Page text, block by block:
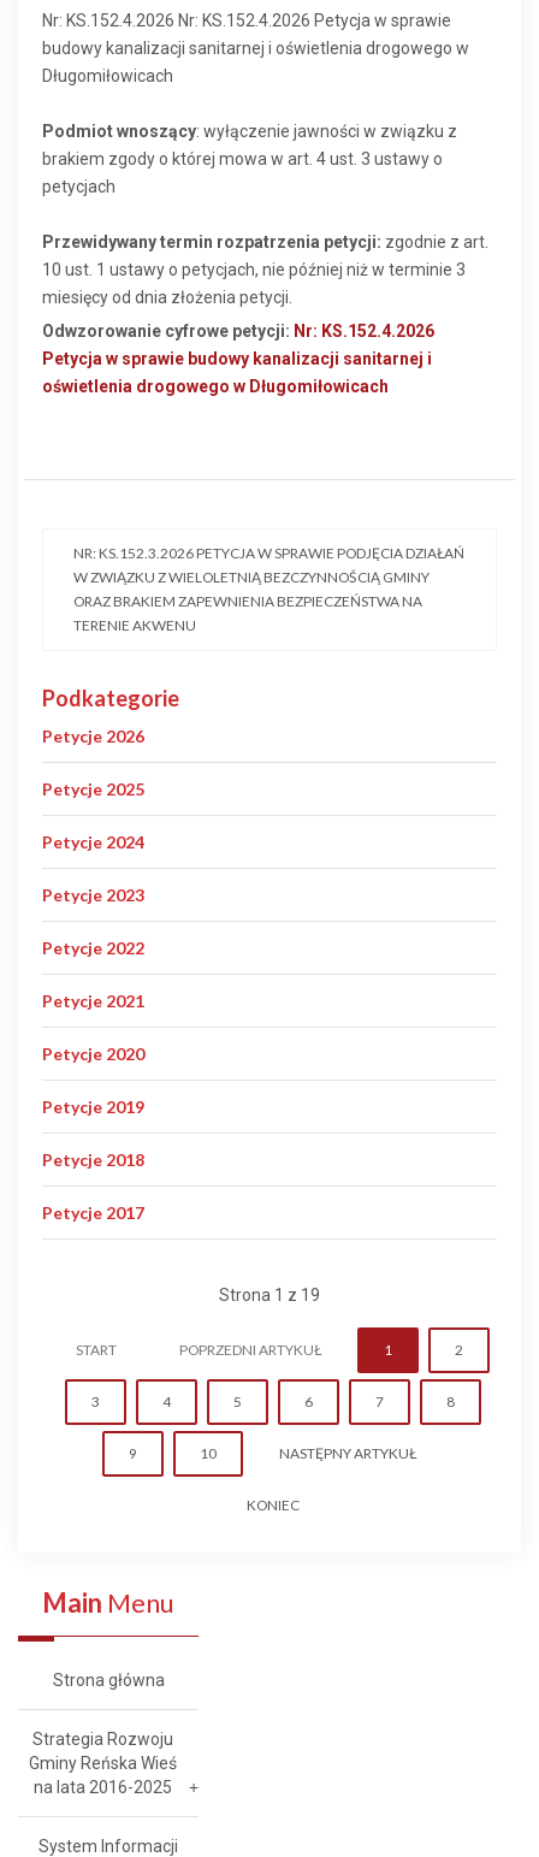
Nr: KS.152.4.2026 Nr: KS.152.4.2026 Petycja w sprawie
budowy kanalizacji sanitarnej i oświetlenia drogowego w
Długomiłowicach
Podmiot wnoszący: wyłączenie jawności w związku z
brakiem zgody o której mowa w art. 4 ust. 3 ustawy o
petycjach
Przewidywany termin rozpatrzenia petycji: zgodnie z art.
10 ust. 1 ustawy o petycjach, nie później niż w terminie 3
miesięcy od dnia złożenia petycji.
Odwzorowanie cyfrowe petycji: Nr: KS.152.4.2026
Petycja w sprawie budowy kanalizacji sanitarnej i
oświetlenia drogowego w Długomiłowicach
NR: KS.152.3.2026 PETYCJA W SPRAWIE PODJĘCIA DZIAŁAŃ
W ZWIĄZKU Z WIELOLETNIĄ BEZCZYNNOŚCIĄ GMINY
ORAZ BRAKIEM ZAPEWNIENIA BEZPIECZEŃSTWA NA
TERENIE AKWENU
Podkategorie
Petycje 2026
Petycje 2025
Petycje 2024
Petycje 2023
Petycje 2022
Petycje 2021
Petycje 2020
Petycje 2019
Petycje 2018
Petycje 2017
Strona 1 z 19
START POPRZEDNI ARTYKUŁ 1 2
3 4 5 6 7 8
9 10 NASTĘPNY ARTYKUŁ
KONIEC
Main Menu
Strona główna
Strategia Rozwoju
Gminy Reńska Wieś
na lata 2016-2025
System Informacji